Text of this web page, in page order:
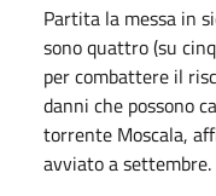
Partita la messa in
sono quattro (su
per combattere il
danni che possono
torrente Moscala,
avviato a settembre.